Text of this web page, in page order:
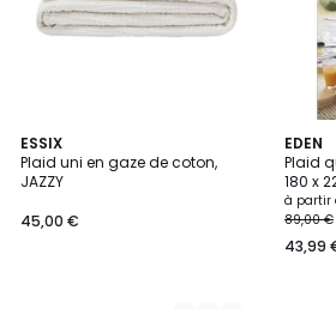
ESSIX
Plaid uni en gaze de coton,
JAZZY
45,00 €
2
Couleurs
EDEN
Plaid
180 x
à partir
89,00 €
43,99
20